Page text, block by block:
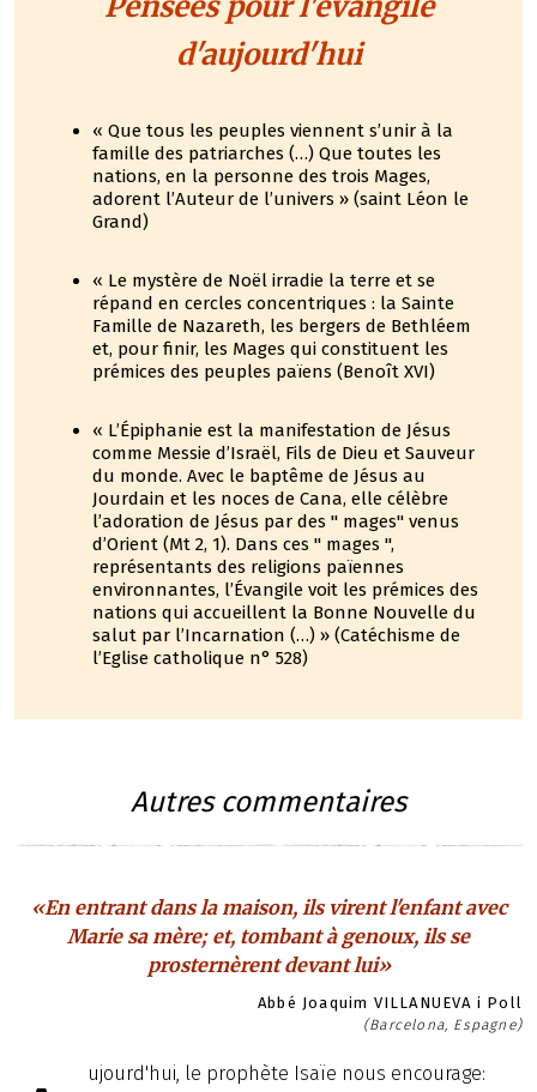
d'aujourd'hui
« Que tous les peuples viennent s’unir à la
famille des patriarches (…) Que toutes les
nations, en la personne des trois Mages,
adorent l’Auteur de l’univers » (saint Léon le
Grand)
« Le mystère de Noël irradie la terre et se
répand en cercles concentriques : la Sainte
Famille de Nazareth, les bergers de Bethléem
et, pour finir, les Mages qui constituent les
prémices des peuples païens (Benoît XVI)
« L’Épiphanie est la manifestation de Jésus
comme Messie d’Israël, Fils de Dieu et Sauveur
du monde. Avec le baptême de Jésus au
Jourdain et les noces de Cana, elle célèbre
l’adoration de Jésus par des " mages" venus
d’Orient (Mt 2, 1). Dans ces " mages ",
représentants des religions païennes
environnantes, l’Évangile voit les prémices des
nations qui accueillent la Bonne Nouvelle du
salut par l’Incarnation (…) » (Catéchisme de
l’Eglise catholique n° 528)
Autres commentaires
«En entrant dans la maison, ils virent l'enfant avec
Marie sa mère; et, tombant à genoux, ils se
prosternèrent devant lui»
Abbé Joaquim VILLANUEVA i Poll
(Barcelona, Espagne)
ujourd'hui, le prophète Isaïe nous encourage: